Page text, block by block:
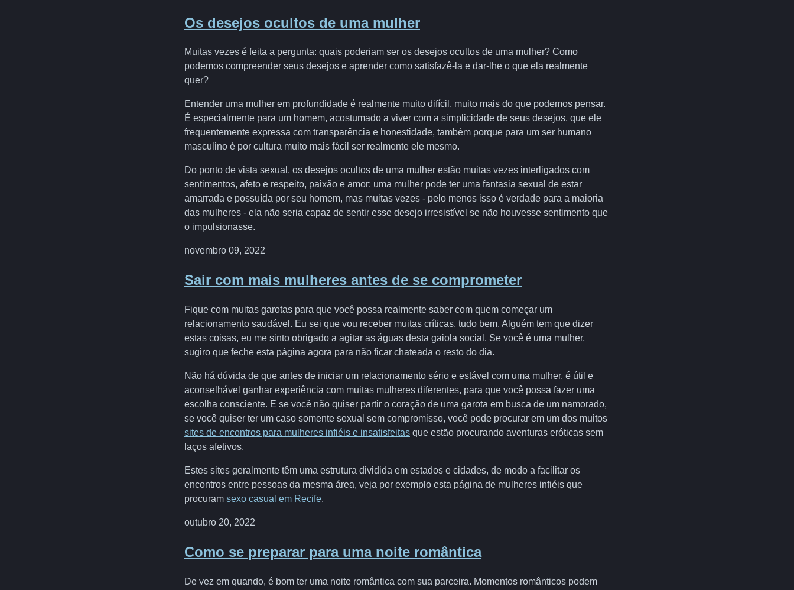
Os desejos ocultos de uma mulher
Muitas vezes é feita a pergunta: quais poderiam ser os desejos ocultos de uma mulher? Como
podemos compreender seus desejos e aprender como satisfazê-la e dar-lhe o que ela realmente
quer?
Entender uma mulher em profundidade é realmente muito difícil, muito mais do que podemos pensar.
É especialmente para um homem, acostumado a viver com a simplicidade de seus desejos, que ele
frequentemente expressa com transparência e honestidade, também porque para um ser humano
masculino é por cultura muito mais fácil ser realmente ele mesmo.
Do ponto de vista sexual, os desejos ocultos de uma mulher estão muitas vezes interligados com
sentimentos, afeto e respeito, paixão e amor: uma mulher pode ter uma fantasia sexual de estar
amarrada e possuída por seu homem, mas muitas vezes - pelo menos isso é verdade para a maioria
das mulheres - ela não seria capaz de sentir esse desejo irresistível se não houvesse sentimento que
o impulsionasse.
novembro 09, 2022
Sair com mais mulheres antes de se comprometer
Fique com muitas garotas para que você possa realmente saber com quem começar um
relacionamento saudável. Eu sei que vou receber muitas críticas, tudo bem. Alguém tem que dizer
estas coisas, eu me sinto obrigado a agitar as águas desta gaiola social. Se você é uma mulher,
sugiro que feche esta página agora para não ficar chateada o resto do dia.
Não há dúvida de que antes de iniciar um relacionamento sério e estável com uma mulher, é útil e
aconselhável ganhar experiência com muitas mulheres diferentes, para que você possa fazer uma
escolha consciente. E se você não quiser partir o coração de uma garota em busca de um namorado,
se você quiser ter um caso somente sexual sem compromisso, você pode procurar em um dos muitos
sites de encontros para mulheres infiéis e insatisfeitas que estão procurando aventuras eróticas sem
laços afetivos.
Estes sites geralmente têm uma estrutura dividida em estados e cidades, de modo a facilitar os
encontros entre pessoas da mesma área, veja por exemplo esta página de mulheres infiéis que
procuram sexo casual em Recife.
outubro 20, 2022
Como se preparar para uma noite romântica
De vez em quando, é bom ter uma noite romântica com sua parceira. Momentos românticos podem